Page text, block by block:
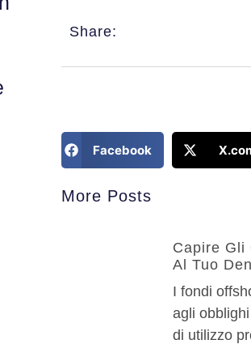
Share:
Facebook
More Posts
Capire Gli
Al Tuo
I fondi
agli
di utilizzo